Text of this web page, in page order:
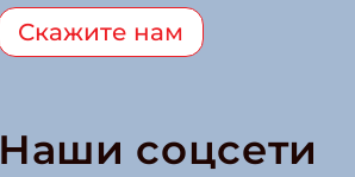
Скажите нам
Наши соцсети